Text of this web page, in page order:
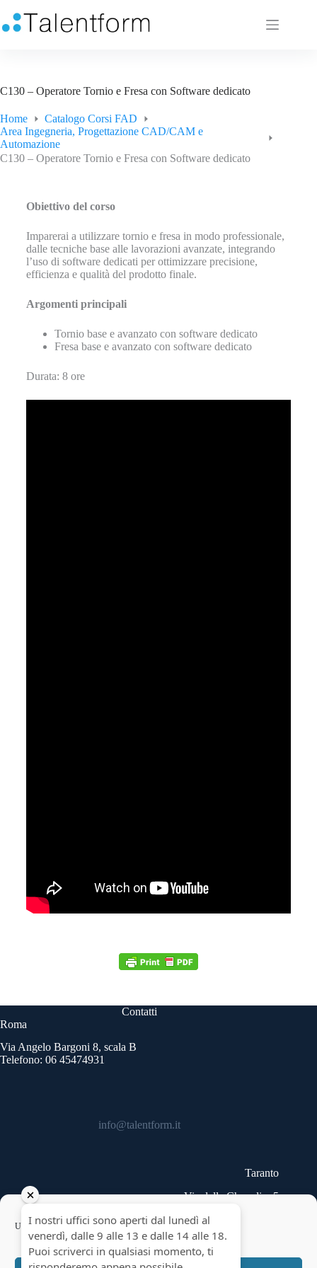
Usiamo cookie per ottimizzare il nostro sito web ed i nostri servizi.
C130 – Operatore Tornio e Fresa con Software dedicato
Home
Catalogo Corsi FAD
Area Ingegneria, Progettazione CAD/CAM e
Automazione
C130 – Operatore Tornio e Fresa con Software dedicato
Obiettivo del corso
Imparerai a utilizzare tornio e fresa in modo professionale,
dalle tecniche base alle lavorazioni avanzate, integrando
l’uso di software dedicati per ottimizzare precisione,
efficienza e qualità del prodotto finale.
Argomenti principali
Tornio base e avanzato con software dedicato
Fresa base e avanzato con software dedicato
Durata: 8 ore
Contatti
Roma
Via Angelo Bargoni 8, scala B
Telefono: 06 45474931
info@talentform.it
Taranto
Via delle Cheradi n.5
Copyright © 2026 - Talentform SpA - Partita IVA
10322191007.